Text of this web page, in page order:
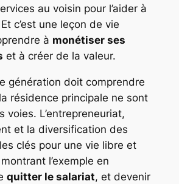
au voisin pour l’aider à
c’est une leçon de vie
à monétiser ses
et à créer de la valeur.
génération doit comprendre
résidence principale ne sont
voies. L’entrepreneuriat,
et la diversification des
clés pour une vie libre et
l’exemple en
quitter le salariat, et devenir